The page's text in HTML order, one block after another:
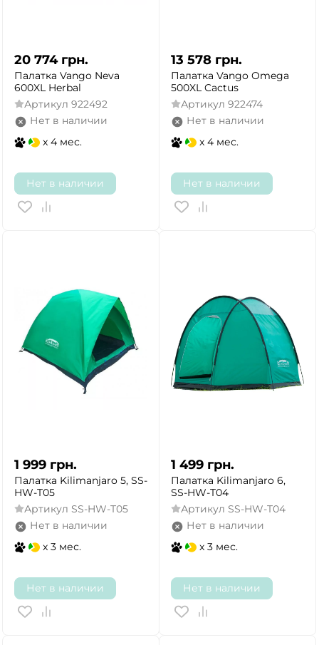
20 774 грн.
Палатка Vango Neva
600XL Herbal
Артикул 922492
Нет в наличии
x 4 мес.
Нет в наличии
13 578 грн.
Палатка Vango Omega
500XL Cactus
Артикул 922474
Нет в наличии
x 4 мес.
Нет в наличии
1 999 грн.
Палатка Kilimanjaro 5, SS-
HW-T05
Артикул SS-HW-T05
Нет в наличии
x 3 мес.
Нет в наличии
1 499 грн.
Палатка Kilimanjaro 6,
SS-HW-T04
Артикул SS-HW-T04
Нет в наличии
x 3 мес.
Нет в наличии